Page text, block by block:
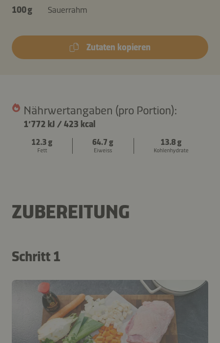
100 g
Sauerrahm
Zutaten kopieren
Nährwertangaben (pro Portion):
1’772 kJ /423 kcal
12.3 g
Fett
64.7 g
Eiweiss
13.8 g
Kohlenhydrate
ZUBEREITUNG
Schritt 1